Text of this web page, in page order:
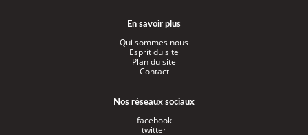
En savoir plus
Qui sommes nous
Esprit du site
Plan du site
Contact
Nos réseaux sociaux
facebook
twitter